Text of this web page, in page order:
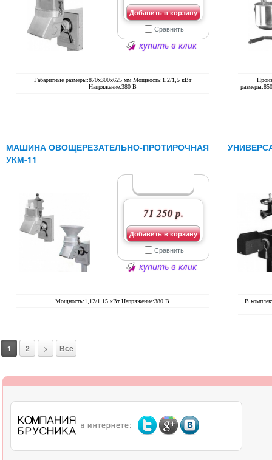
Габаритные размеры:870х300х625 мм Мощность:1,2/1,5 кВт
Напряжение:380 В
Добавить в корзину
Сравнить
купить в клик
МАШИНА ОВОЩЕРЕЗАТЕЛЬНО-ПРОТИРОЧНАЯ
УКМ-11
Мощность:1,12/1,15 кВт Напряжение:380 В
71 250 р.
Добавить в корзину
Сравнить
купить в клик
В
1 2 > Все